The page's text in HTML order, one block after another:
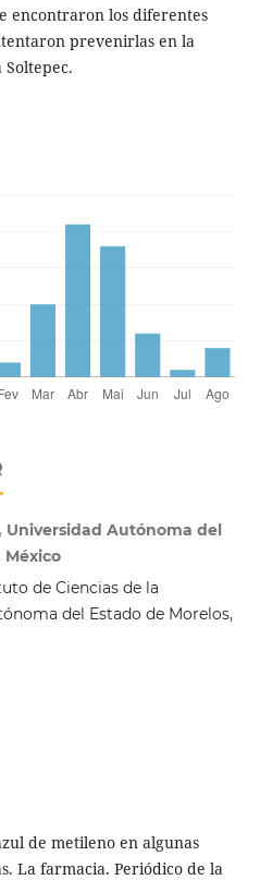
encontraron los diferentes
prevenirlas en la
Soltepec.
Universidad Autónoma del
México
de Ciencias de la
del Estado de Morelos,
de metileno en algunas
La farmacia. Periódico de la